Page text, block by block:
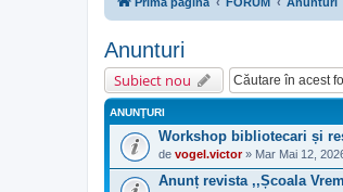
Anunturi
Subiect nou
ANUNŢURI
Workshop bibliotecari și
de vogel.victor» Mar Mai 12,
Anunț revista ,,Școala